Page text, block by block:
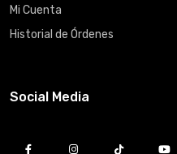
Mi Cuenta
Historial de Órdenes
Social Media